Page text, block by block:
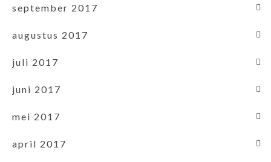
september 2017
augustus 2017
juli 2017
juni 2017
mei 2017
april 2017